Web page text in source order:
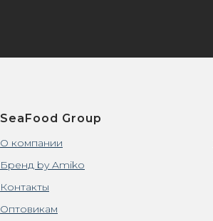
SeaFood Group
О компании
Бренд by Amiko
Контакты
Оптовикам